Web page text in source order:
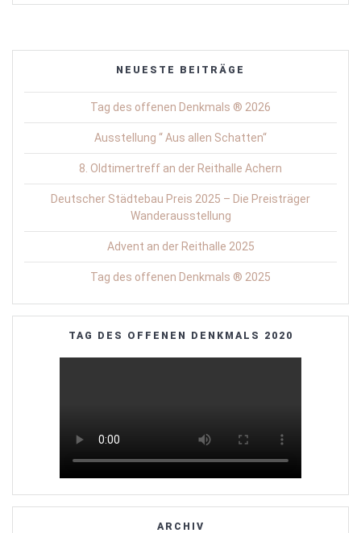
NEUESTE BEITRÄGE
Tag des offenen Denkmals ® 2026
Ausstellung “ Aus allen Schatten“
8. Oldtimertreff an der Reithalle Achern
Deutscher Städtebau Preis 2025 – Die Preisträger
Wanderausstellung
Advent an der Reithalle 2025
Tag des offenen Denkmals ® 2025
TAG DES OFFENEN DENKMALS 2020
ARCHIV